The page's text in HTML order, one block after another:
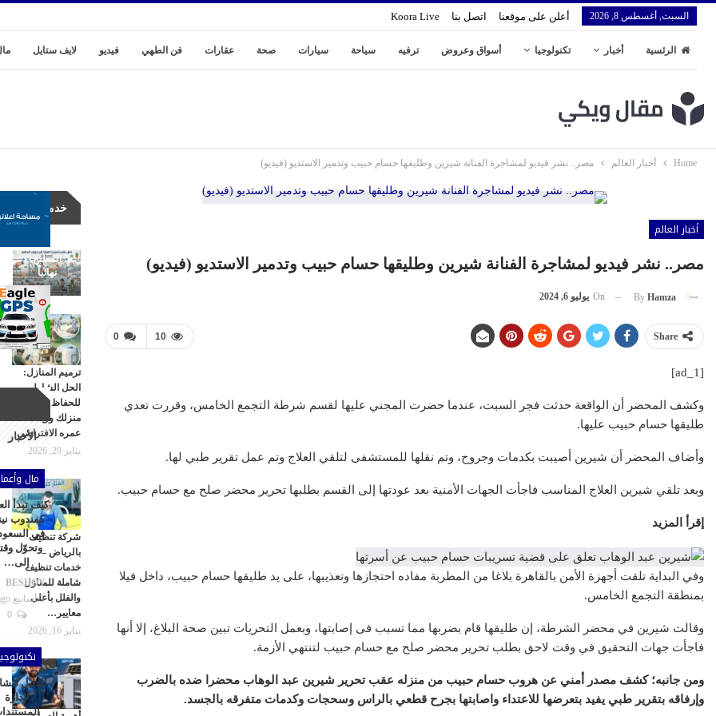
السبت, أغسطس 8, 2026 أعلن على موقعنا اتصل بنا Koora Live
الرئسية أخبار تكنولوجيا أسواق وعروض ترفيه سياحة سيارات صحة عقارات فن الطهي فيديو لايف ستايل
Home أخبار العالم مصر.. نشر فيديو لمشاجرة الفنانة شيرين وطليقها حسام حبيب وتدمير الاستديو (فيديو)
أخبار العالم
مصر.. نشر فيديو لمشاجرة الفنانة شيرين وطليقها حسام حبيب وتدمير الاستديو (فيديو)
By Hamza
On يوليو 6, 2024
0 10 Share
[ad_1]
وكشف المحضر أن الواقعة حدثت فجر السبت، عندما حضرت المجني عليها لقسم شرطة التجمع الخامس، وقررت تعدي
طليقها حسام حبيب عليها.
وأضاف المحضر أن شيرين أصيبت بكدمات وجروح، وتم نقلها للمستشفى لتلقي العلاج وتم عمل تقرير طبي لها.
وبعد تلقي شيرين العلاج المناسب فاجأت الجهات الأمنية بعد عودتها إلى القسم بطلبها تحرير محضر صلح مع حسام حبيب.
إقرأ المزيد
وفي البداية تلقت أجهزة الأمن بالقاهرة بلاغا من المطربة مفاده احتجازها وتعذيبها، على يد طليقها حسام حبيب، داخل فيلا
بمنطقة التجمع الخامس.
وقالت شيرين في محضر الشرطة، إن طليقها قام بضربها مما تسبب فى إصابتها، وبعمل التحريات تبين صحة البلاغ، إلا أنها
فاجأت جهات التحقيق في وقت لاحق بطلب تحرير محضر صلح مع حسام حبيب لتنتهي الأزمة.
ومن جانبه؛ كشف مصدر أمني عن هروب حسام حبيب من منزله عقب تحرير شيرين عبد الوهاب محضرا ضده بالضرب
وإرفاقه بتقرير طبي يفيد بتعرضها للاعتداء واصابتها بجرح قطعي بالراس وسحجات وكدمات متفرقه بالجسد.
الأخبار
مال
كيف تبدأ
كمندوب
في
وتحوّل
إلى…
BESHOY
3 أسابيع ago
0
الدليل
لإدارة
خدمات
خطوات
في علاج
تسريب
المياه
حوض
المطبخ
نهائياً
ترميم المنازل:
الحل الشامل
للحفاظ على
منزلك وزيادة
عمره الافتراضي
يناير 29, 2026
شركة تنظيف
بالرياض –
خدمات تنظيف
شاملة للمنازل
والفلل بأعلى
معايير…
يناير 16, 2026